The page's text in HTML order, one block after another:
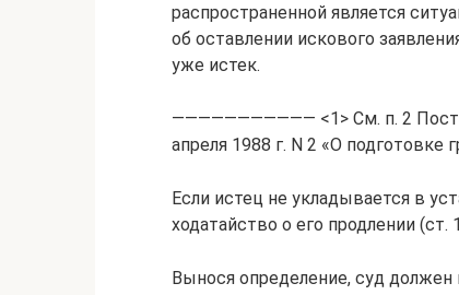
распространенной является
об оставлении искового
уже истек.
——————————— <1> См. п. 2
апреля 1988 г. N 2 «О подготовке
Если истец не укладывается в
ходатайство о его продлении (ст.
Вынося определение, суд должен